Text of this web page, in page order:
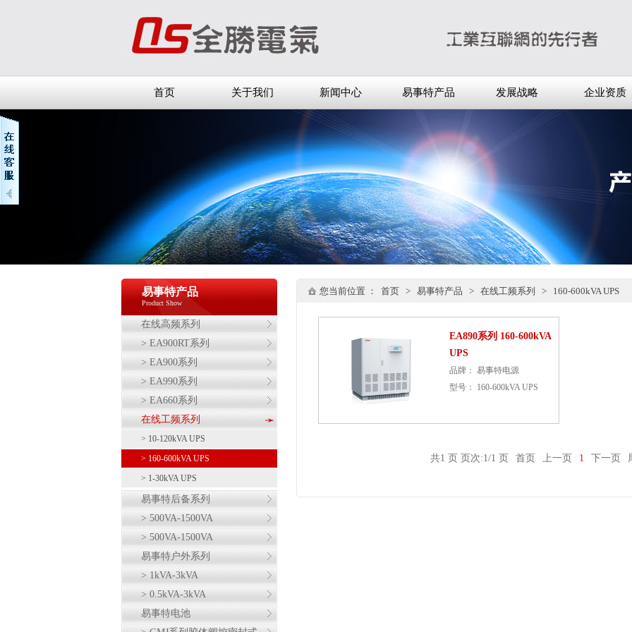
首页 关于我们 新闻中心 易事特产品 发展战略 企业资质
易事特产品
Product Show
在线高频系列
> EA900RT系列
> EA900系列
> EA990系列
> EA660系列
在线工频系列
> 10-120kVA UPS
> 160-600kVA UPS
> 1-30kVA UPS
易事特后备系列
> 500VA-1500VA
> 500VA-1500VA
易事特户外系列
> 1kVA-3kVA
> 0.5kVA-3kVA
易事特电池
您当前位置 ： 首页 > 易事特产品 > 在线工频系列 > 160-600kVA UPS
EA890系列 160-600kVA
UPS
品牌： 易事特电源
型号： 160-600kVA UPS
共1 页 页次:1/1 页 首页 上一页 1 下一页